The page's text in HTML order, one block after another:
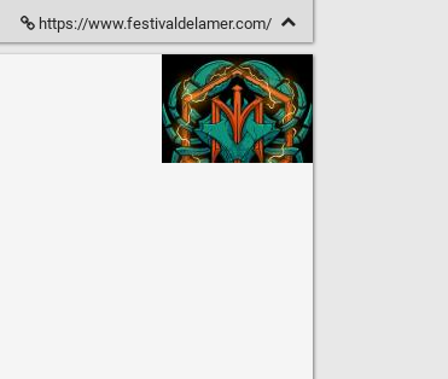
https://www.festivaldelamer.com/